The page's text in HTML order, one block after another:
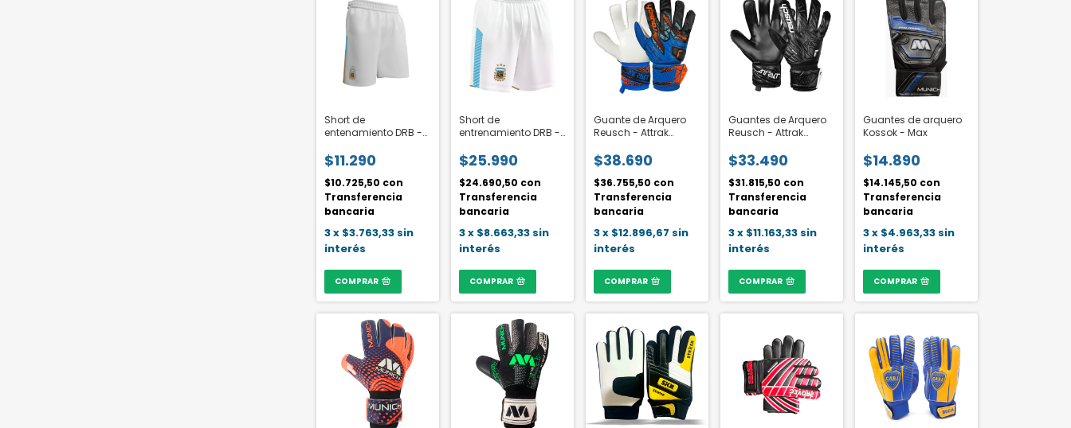
Short de
entenamiento DRB -
$11.290
$10.725,50 con
Transferencia
bancaria
3x $3.763,33 sin
interés
COMPRAR
Short de
entrenamiento DRB -
$25.990
$24.690,50 con
Transferencia
bancaria
3x $8.663,33 sin
interés
COMPRAR
Guante de Arquero
Reusch - Attrak
$38.690
$36.755,50 con
Transferencia
bancaria
3x $12.896,67 sin
interés
COMPRAR
Guantes de Arquero
Reusch - Attrak
$33.490
$31.815,50 con
Transferencia
bancaria
3x $11.163,33 sin
interés
COMPRAR
Guantes de arquero
Kossok - Max
$14.890
$14.145,50 con
Transferencia
bancaria
3x $4.963,33 sin
interés
COMPRAR